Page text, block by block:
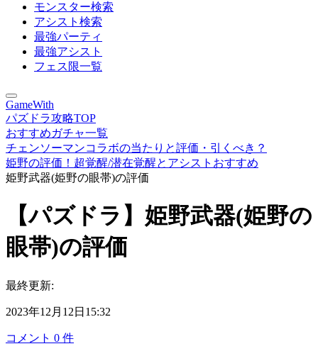
モンスター検索
アシスト検索
最強パーティ
最強アシスト
フェス限一覧
GameWith
パズドラ攻略TOP
おすすめガチャ一覧
チェンソーマンコラボの当たりと評価・引くべき？
姫野の評価！超覚醒/潜在覚醒とアシストおすすめ
姫野武器(姫野の眼帯)の評価
【パズドラ】姫野武器(姫野の
眼帯)の評価
最終更新:
2023年12月12日15:32
コメント 0 件